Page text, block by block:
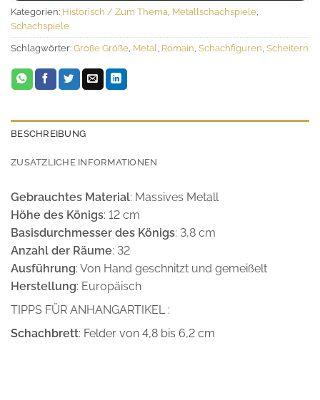
Kategorien: Historisch / Zum Thema Metallschachspiele
Schachspiele
Schlagwörter: Große Größe Metal Romain Schachfiguren Scheitern
BESCHREIBUNG
ZUSÄTZLICHE INFORMATIONEN
Gebrauchtes Material: Massives Metall
Höhe des Königs: 12 cm
Basisdurchmesser des Königs: 3,8 cm
Anzahl der Räume: 32
Ausführung: Von Hand geschnitzt und gemeißelt
Herstellung: Europäisch
TIPPS FÜR ANHANGARTIKEL :
Schachbrett: Felder von 4,8 bis 6,2 cm